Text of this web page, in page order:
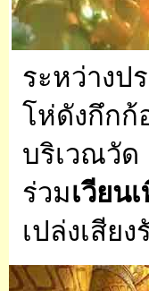
ระหว่างป
โห่ดังกึกก้
บริเวณวัด
ร่วมเวียน
เปล่งเสีย